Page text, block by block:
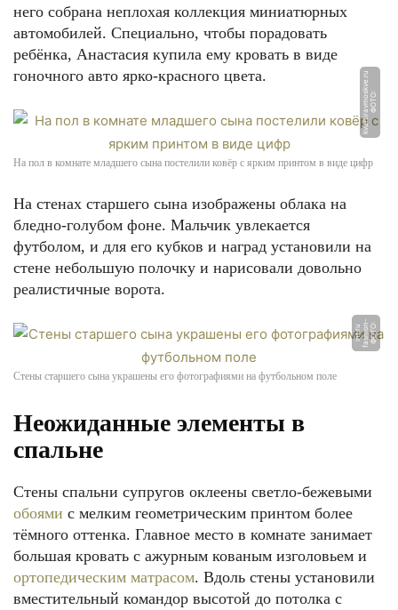
него собрана неплохая коллекция миниатюрных
автомобилей. Специально, чтобы порадовать
ребёнка, Анастасия купила ему кровать в виде
гоночного авто ярко-красного цвета.
Ф
О
Т
О:
k
v
a
r
ti
r
a
v
m
o
s
k
v
e.
r
u
На пол в комнате младшего сына постелили ковёр с ярким принтом в виде цифр
На стенах старшего сына изображены облака на
бледно-голубом фоне. Мальчик увлекается
футболом, и для его кубков и наград установили на
стене небольшую полочку и нарисовали довольно
реалистичные ворота.
Ф
О
Т
О:
f
a
s
hi
o
n
-i
n
t.
r
u
Стены старшего сына украшены его фотографиями на футбольном поле
Неожиданные элементы в
спальне
Стены спальни супругов оклеены светло-бежевыми
обоями с мелким геометрическим принтом более
тёмного оттенка. Главное место в комнате занимает
большая кровать с ажурным кованым изголовьем и
ортопедическим матрасом. Вдоль стены установили
вместительный командор высотой до потолка с